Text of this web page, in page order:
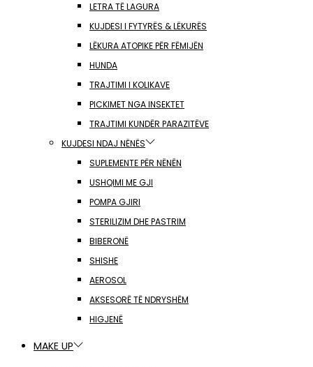
LETRA TË LAGURA
KUJDESI I FYTYRËS & LËKURËS
LËKURA ATOPIKE PËR FËMIJËN
HUNDA
TRAJTIMI I KOLIKAVE
PICKIMET NGA INSEKTET
TRAJTIMI KUNDËR PARAZITËVE
KUJDESI NDAJ NËNËS
SUPLEMENTE PËR NËNËN
USHQIMI ME GJI
POMPA GJIRI
STERILIZIM DHE PASTRIM
BIBERONË
SHISHE
AEROSOL
AKSESORË TË NDRYSHËM
HIGJENË
MAKE UP